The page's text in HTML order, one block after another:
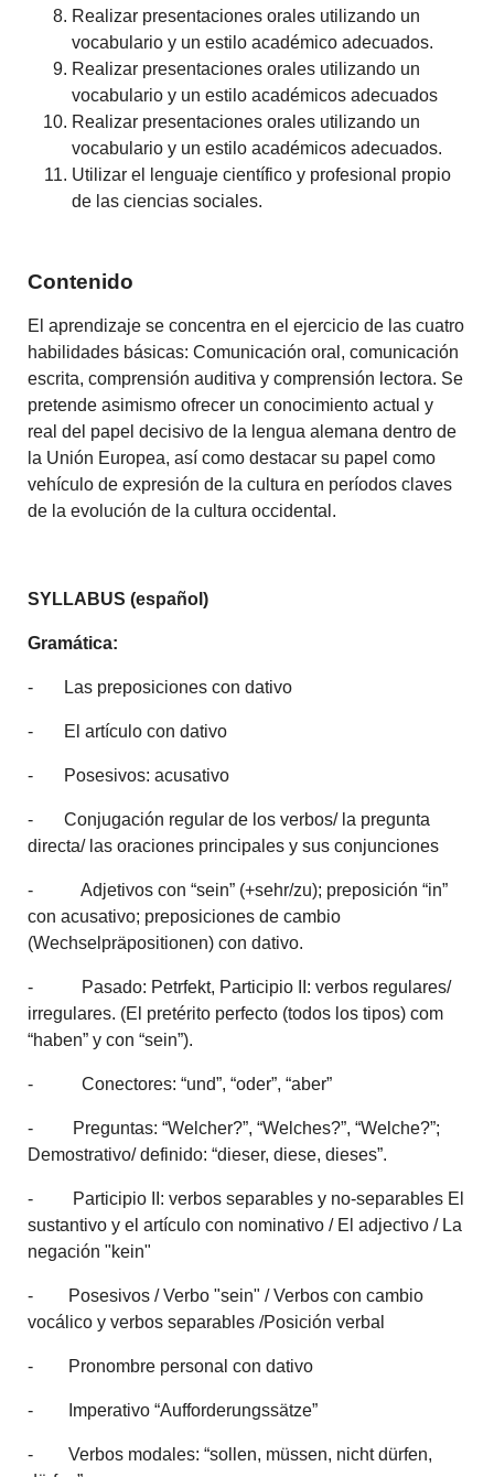
Realizar presentaciones orales utilizando un
vocabulario y un estilo académico adecuados.
Realizar presentaciones orales utilizando un
vocabulario y un estilo académicos adecuados
Realizar presentaciones orales utilizando un
vocabulario y un estilo académicos adecuados.
Utilizar el lenguaje científico y profesional propio
de las ciencias sociales.
Contenido
El aprendizaje se concentra en el ejercicio de las cuatro
habilidades básicas: Comunicación oral, comunicación
escrita, comprensión auditiva y comprensión lectora. Se
pretende asimismo ofrecer un conocimiento actual y
real del papel decisivo de la lengua alemana dentro de
la Unión Europea, así como destacar su papel como
vehículo de expresión de la cultura en períodos claves
de la evolución de la cultura occidental.
SYLLABUS (español)
Gramática:
- Las preposiciones con dativo
- El artículo con dativo
- Posesivos: acusativo
- Conjugación regular de los verbos/ la pregunta
directa/ las oraciones principales y sus conjunciones
- Adjetivos con “sein” (+sehr/zu); preposición “in”
con acusativo; preposiciones de cambio
(Wechselpräpositionen) con dativo.
- Pasado: Petrfekt, Participio II: verbos regulares/
irregulares. (El pretérito perfecto (todos los tipos) com
“haben” y con “sein”).
- Conectores: “und”, “oder”, “aber”
- Preguntas: “Welcher?”, “Welches?”, “Welche?”;
Demostrativo/ definido: “dieser, diese, dieses”.
- Participio II: verbos separables y no-separables El
sustantivo y el artículo con nominativo / El adjectivo / La
negación "kein"
- Posesivos / Verbo "sein" / Verbos con cambio
vocálico y verbos separables /Posición verbal
- Pronombre personal con dativo
- Imperativo “Aufforderungssätze”
- Verbos modales: “sollen, müssen, nicht dürfen,